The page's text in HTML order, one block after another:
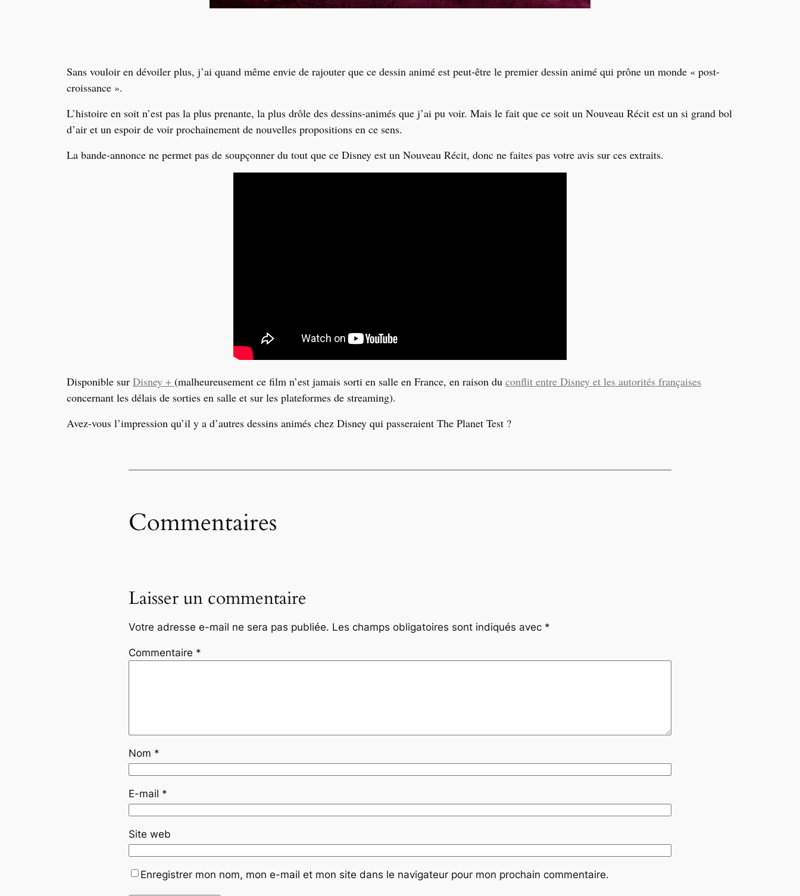
Sans vouloir en dévoiler plus, j’ai quand même envie de rajouter que ce dessin animé est peut-être le premier dessin animé qui prône un monde « post-
croissance ».
L’histoire en soit n’est pas la plus prenante, la plus drôle des dessins-animés que j’ai pu voir. Mais le fait que ce soit un Nouveau Récit est un si grand bol
d’air et un espoir de voir prochainement de nouvelles propositions en ce sens.
La bande-annonce ne permet pas de soupçonner du tout que ce Disney est un Nouveau Récit, donc ne faites pas votre avis sur ces extraits.
Disponible sur Disney + (malheureusement ce film n’est jamais sorti en salle en France, en raison du conflit entre Disney et les autorités françaises
concernant les délais de sorties en salle et sur les plateformes de streaming).
Avez-vous l’impression qu’il y a d’autres dessins animés chez Disney qui passeraient The Planet Test ?
Commentaires
Laisser un commentaire
Votre adresse e-mail ne sera pas publiée. Les champs obligatoires sont indiqués avec *
Commentaire *
Nom *
E-mail *
Site web
Enregistrer mon nom, mon e-mail et mon site dans le navigateur pour mon prochain commentaire.